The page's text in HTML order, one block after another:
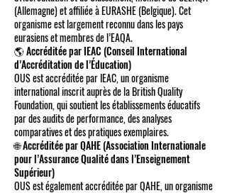
(Allemagne) et affiliée à EURASHE (Belgique). Cet
organisme est largement reconnu dans les pays
eurasiens et membres de l’EAQA.
🌎 Accréditée par IEAC (Conseil International
d’Accréditation de l’Éducation)
OUS est accréditée par IEAC, un organisme
international inscrit auprès de la British Quality
Foundation, qui soutient les établissements éducatifs
par des audits de performance, des analyses
comparatives et des pratiques exemplaires.
🌐 Accréditée par QAHE (Association Internationale
pour l’Assurance Qualité dans l’Enseignement
Supérieur)
OUS est également accréditée par QAHE, un organisme